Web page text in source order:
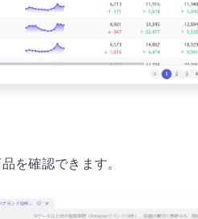
確認できます。